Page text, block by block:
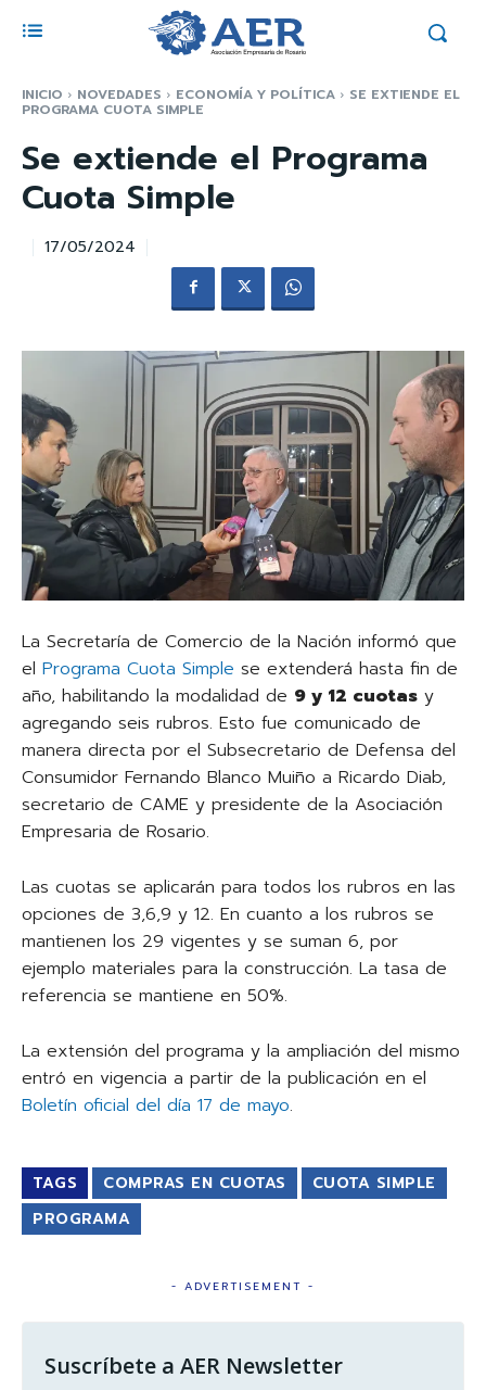
INICIO NOVEDADES ECONOMÍA Y POLÍTICA SE EXTIENDE EL
PROGRAMA CUOTA SIMPLE
Se extiende el Programa
Cuota Simple
17/05/2024
La Secretaría de Comercio de la Nación informó que
el Programa Cuota Simple se extenderá hasta fin de
año, habilitando la modalidad de 9 y 12 cuotas y
agregando seis rubros. Esto fue comunicado de
manera directa por el Subsecretario de Defensa del
Consumidor Fernando Blanco Muiño a Ricardo Diab,
secretario de CAME y presidente de la Asociación
Empresaria de Rosario.
Las cuotas se aplicarán para todos los rubros en las
opciones de 3,6,9 y 12. En cuanto a los rubros se
mantienen los 29 vigentes y se suman 6, por
ejemplo materiales para la construcción. La tasa de
referencia se mantiene en 50%.
La extensión del programa y la ampliación del mismo
entró en vigencia a partir de la publicación en el
Boletín oficial del día 17 de mayo.
TAGS COMPRAS EN CUOTAS
CUOTA SIMPLE
PROGRAMA
- ADVERTISEMENT -
Suscríbete a AER Newsletter